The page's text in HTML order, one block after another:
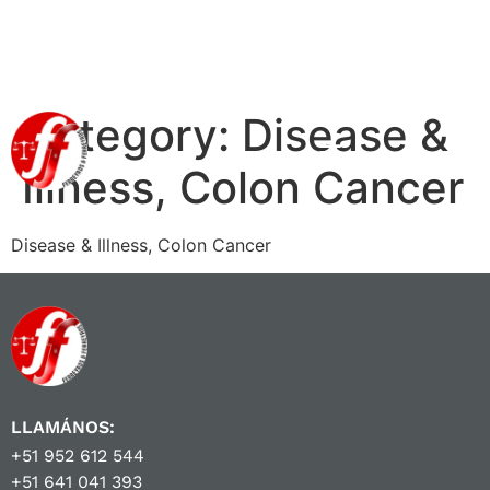
Category: Disease &
Illness, Colon Cancer
Disease & Illness, Colon Cancer
LLAMÁNOS:
+51 952 612 544
+51 641 041 393